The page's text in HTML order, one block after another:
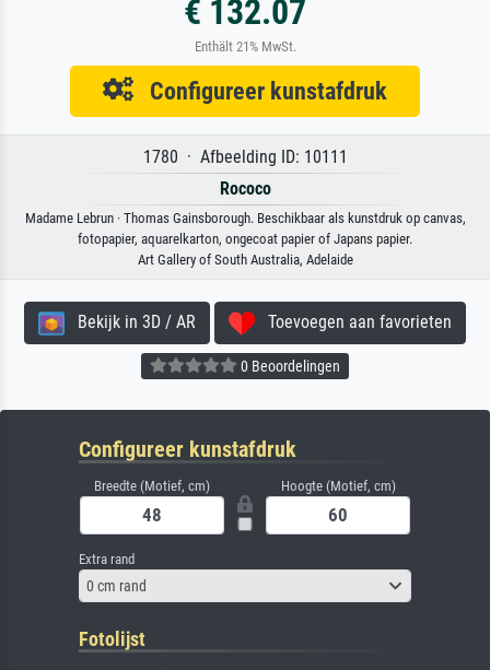
€ 132.07
Enthält 21% MwSt.
Configureer kunstafdruk
1780 · Afbeelding ID: 10111
Rococo
Madame Lebrun · Thomas Gainsborough. Beschikbaar als kunstdruk op canvas,
fotopapier, aquarelkarton, ongecoat papier of Japans papier.
Art Gallery of South Australia, Adelaide
Bekijk in 3D / AR Toevoegen aan favorieten
0 Beoordelingen
Configureer kunstafdruk
Breedte (Motief, cm) Hoogte (Motief, cm)
Extra rand
0 cm rand
Fotolijst